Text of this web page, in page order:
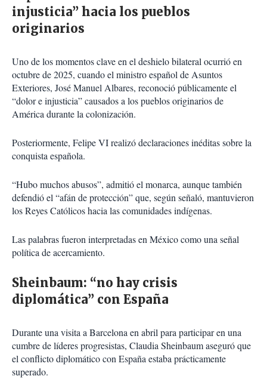
injusticia” hacia los pueblos
originarios
Uno de los momentos clave en el deshielo bilateral ocurrió en
octubre de 2025, cuando el ministro español de Asuntos
Exteriores, José Manuel Albares, reconoció públicamente el
“dolor e injusticia” causados a los pueblos originarios de
América durante la colonización.
Posteriormente, Felipe VI realizó declaraciones inéditas sobre la
conquista española.
“Hubo muchos abusos”, admitió el monarca, aunque también
defendió el “afán de protección” que, según señaló, mantuvieron
los Reyes Católicos hacia las comunidades indígenas.
Las palabras fueron interpretadas en México como una señal
política de acercamiento.
Sheinbaum: “no hay crisis
diplomática” con España
Durante una visita a Barcelona en abril para participar en una
cumbre de líderes progresistas, Claudia Sheinbaum aseguró que
el conflicto diplomático con España estaba prácticamente
superado.